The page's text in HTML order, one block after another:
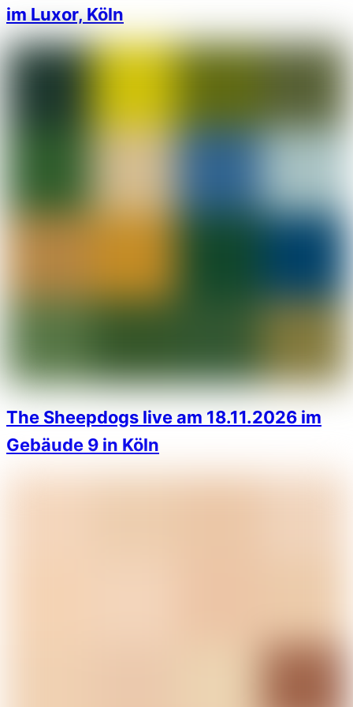
im Luxor, Köln
The Sheepdogs live am 18.11.2026 im
Gebäude 9 in Köln